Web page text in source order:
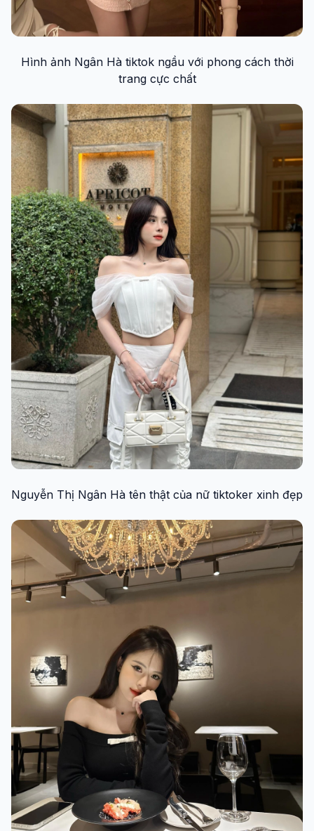
Hình ảnh Ngân Hà tiktok ngầu với phong cách thời
trang cực chất
Nguyễn Thị Ngân Hà tên thật của nữ tiktoker xinh đẹp